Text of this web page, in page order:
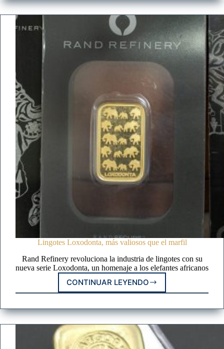
DE
LINGOTES
CON
ALMA
MEDIEVAL
Lingotes Loxodonta, más valiosos que el marfil
Rand Refinery revoluciona la industria de lingotes con su
nueva serie Loxodonta, un homenaje a los elefantes africanos
CONTINUAR LEYENDO
LINGOTES
LOXODONTA,
VALIOSOS
QUE
EL
MARFIL